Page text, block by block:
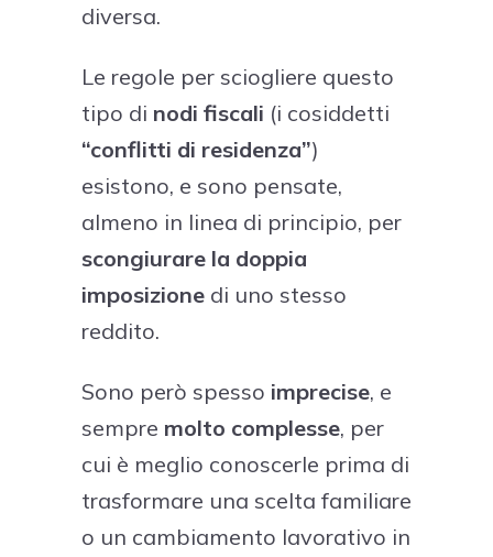
diversa.
Le regole per sciogliere questo
tipo di nodi fiscali (i cosiddetti
“conflitti di residenza”)
esistono, e sono pensate,
almeno in linea di principio, per
scongiurare la doppia
imposizione di uno stesso
reddito.
Sono però spesso imprecise, e
sempre molto complesse, per
cui è meglio conoscerle prima di
trasformare una scelta familiare
o un cambiamento lavorativo in